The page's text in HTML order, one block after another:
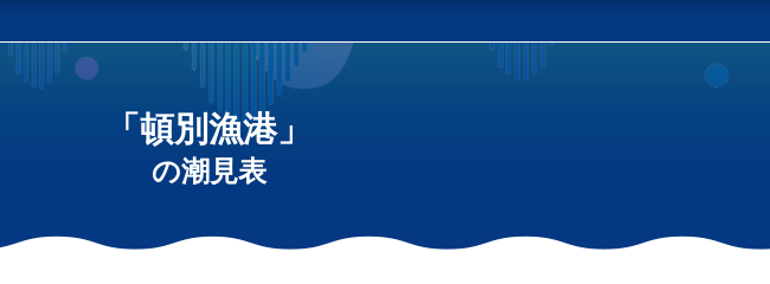
「頓別漁港」
の潮見表